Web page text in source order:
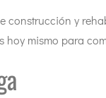
construcción y
hoy mismo para